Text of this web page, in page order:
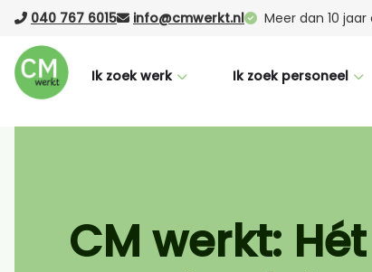
040 767 6015 info@cmwerkt.nl Meer dan 10 jaar
Ik zoek werk
Voor werknemers
Nederlandse taalcursus
Ik zoek personeel
Voor werkgevers
Vacature Boost
CM werkt: